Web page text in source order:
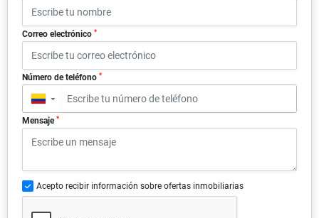
Correo electrónico *
Número de teléfono *
▼
Mensaje *
Acepto recibir información sobre ofertas inmobiliarias